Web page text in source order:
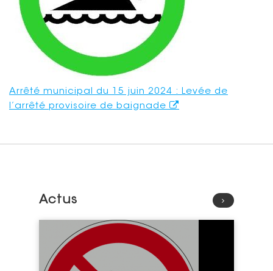
Arrêté municipal du 15 juin 2024 : Levée de
l’arrêté provisoire de baignade
Actus
Lire l'article